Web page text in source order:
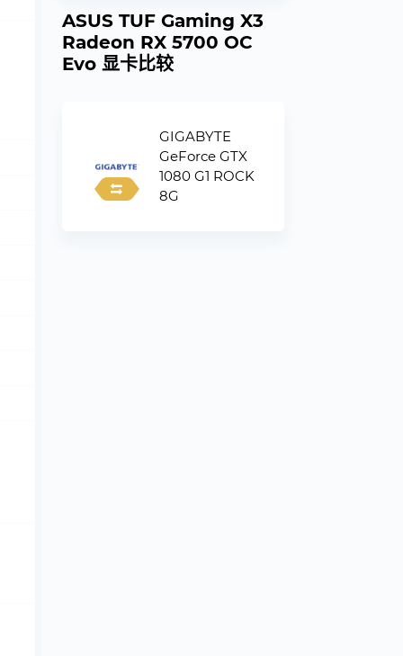
ASUS TUF Gaming X3
Radeon RX 5700 OC
Evo 显卡比较
GIGABYTE
GeForce GTX
1080 G1 ROCK
8G